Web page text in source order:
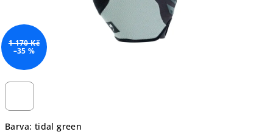
Barva: tidal green
1 170 Kč
–35 %